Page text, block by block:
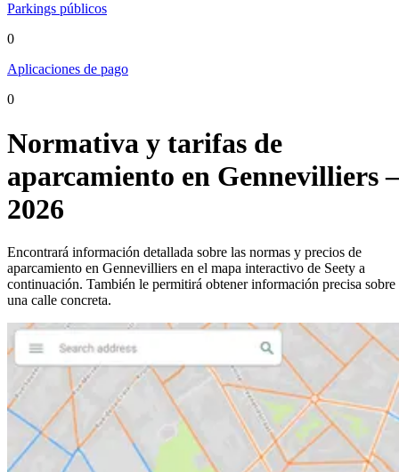
Parkings públicos
0
Aplicaciones de pago
0
Normativa y tarifas de
aparcamiento en Gennevilliers –
2026
Encontrará información detallada sobre las normas y precios de
aparcamiento en Gennevilliers en el mapa interactivo de Seety a
continuación. También le permitirá obtener información precisa sobre
una calle concreta.